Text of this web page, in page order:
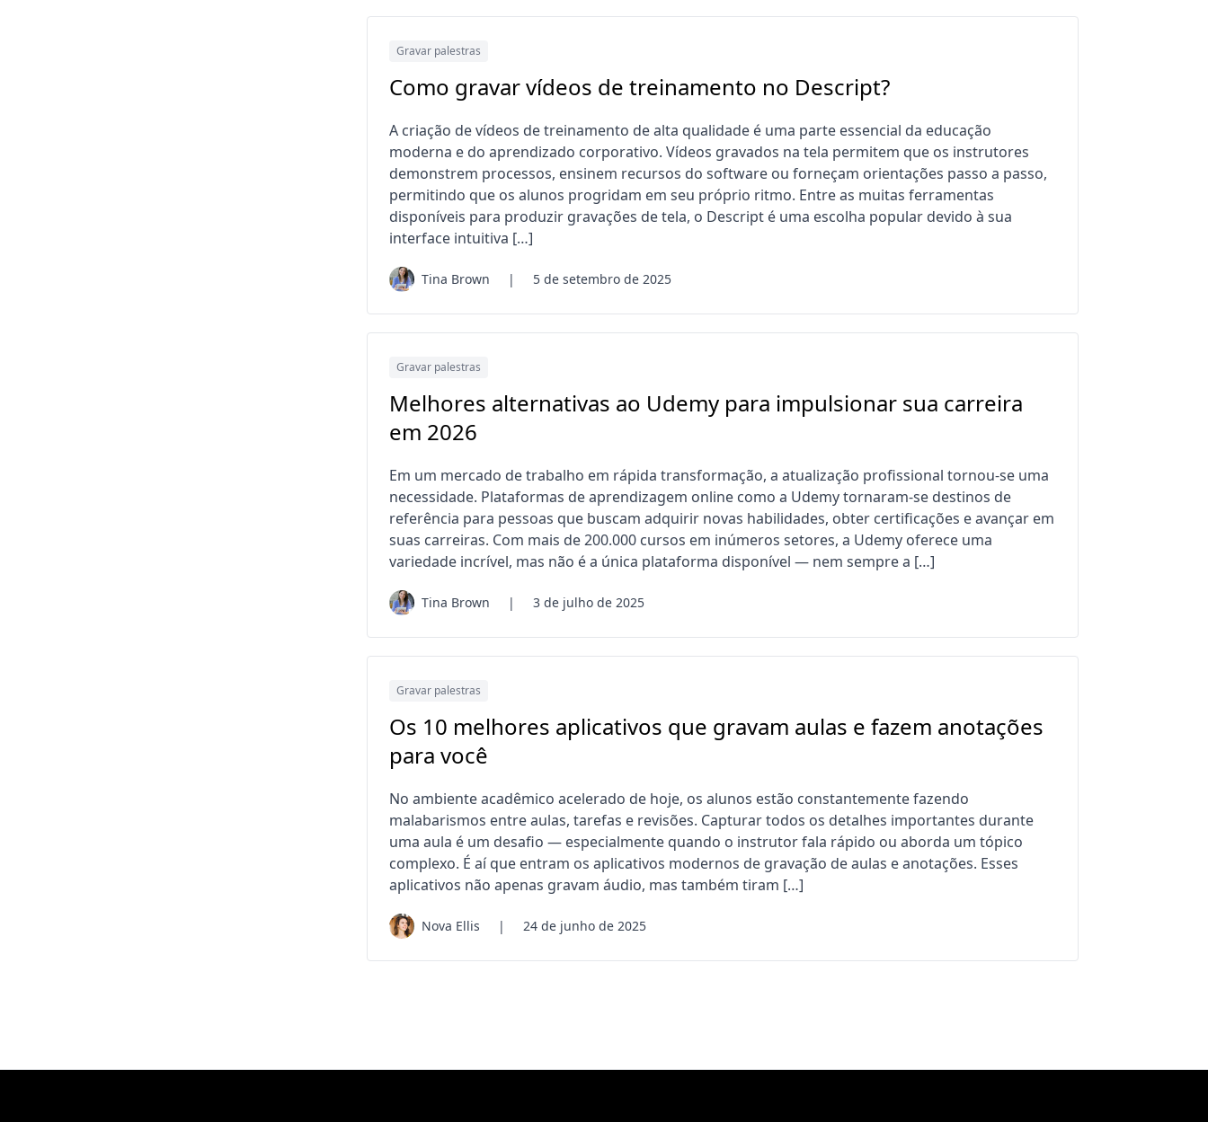
Gravar palestras
Como gravar vídeos de treinamento no Descript?
A criação de vídeos de treinamento de alta qualidade é uma parte essencial da educação
moderna e do aprendizado corporativo. Vídeos gravados na tela permitem que os instrutores
demonstrem processos, ensinem recursos do software ou forneçam orientações passo a passo,
permitindo que os alunos progridam em seu próprio ritmo. Entre as muitas ferramentas
disponíveis para produzir gravações de tela, o Descript é uma escolha popular devido à sua
interface intuitiva […]
Tina Brown | 5 de setembro de 2025
Gravar palestras
Melhores alternativas ao Udemy para impulsionar sua carreira
em 2026
Em um mercado de trabalho em rápida transformação, a atualização profissional tornou-se uma
necessidade. Plataformas de aprendizagem online como a Udemy tornaram-se destinos de
referência para pessoas que buscam adquirir novas habilidades, obter certificações e avançar em
suas carreiras. Com mais de 200.000 cursos em inúmeros setores, a Udemy oferece uma
variedade incrível, mas não é a única plataforma disponível — nem sempre a […]
Tina Brown | 3 de julho de 2025
Gravar palestras
Os 10 melhores aplicativos que gravam aulas e fazem anotações
para você
No ambiente acadêmico acelerado de hoje, os alunos estão constantemente fazendo
malabarismos entre aulas, tarefas e revisões. Capturar todos os detalhes importantes durante
uma aula é um desafio — especialmente quando o instrutor fala rápido ou aborda um tópico
complexo. É aí que entram os aplicativos modernos de gravação de aulas e anotações. Esses
aplicativos não apenas gravam áudio, mas também tiram […]
Nova Ellis | 24 de junho de 2025